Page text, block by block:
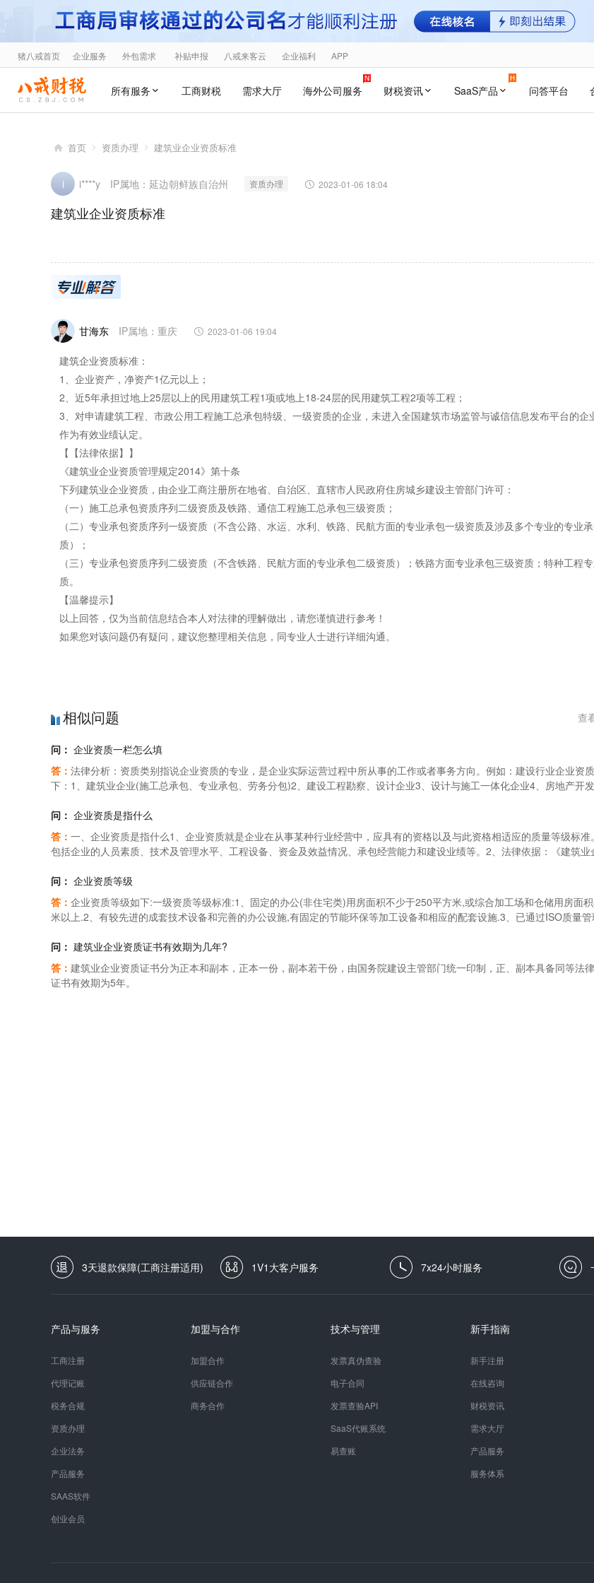
猪八戒首页 企业服务 外包需求 补贴申报 八戒来客云 企业福利 APP
所有服务 工商财税 需求大厅 海外公司服务 财税资讯 SaaS产品 问答平台
首页 资质办理 建筑业企业资质标准
i i****y IP属地：延边朝鲜族自治州 资质办理 2023-01-06 18:04
建筑业企业资质标准
甘海东 IP属地：重庆 2023-01-06 19:04
建筑企业资质标准：
1、企业资产，净资产1亿元以上；
2、近5年承担过地上25层以上的民用建筑工程1项或地上18-24层的民用建筑工程2项等工程；
3、对申请建筑工程、市政公用工程施工总承包特级、一级资质的企业，未进入全国建筑市场监管与诚信信息发布平台的企
作为有效业绩认定。
【【法律依据】】
《建筑业企业资质管理规定2014》第十条
下列建筑业企业资质，由企业工商注册所在地省、自治区、直辖市人民政府住房城乡建设主管部门许可：
（一）施工总承包资质序列二级资质及铁路、通信工程施工总承包三级资质；
（二）专业承包资质序列一级资质（不含公路、水运、水利、铁路、民航方面的专业承包一级资质及涉及多个专业的专业
质）；
（三）专业承包资质序列二级资质（不含铁路、民航方面的专业承包二级资质）；铁路方面专业承包三级资质；特种工程
质。
【温馨提示】
以上回答，仅为当前信息结合本人对法律的理解做出，请您谨慎进行参考！
如果您对该问题仍有疑问，建议您整理相关信息，同专业人士进行详细沟通。
相似问题 查
问： 企业资质一栏怎么填
答： 法律分析：资质类别指说企业资质的专业，是企业实际运营过程中所从事的工作或者事务方向。例如：建设行业企业资
下：1、建筑业企业(施工总承包、专业承包、劳务分包)2、建设工程勘察、设计企业3、设计与施工一体化企业4、房地产开
12、工程质量检测机构等。法律依据：《个体工商户登记管理办法》第十四条申请个体工商户注册登记，应当提交下列文件：
人签署的个体工商户注册登记申请书；（二）申请人身份证明；（三）经营场所证明；（四）国家市场监督管理总局规定提
件。
问： 企业资质是指什么
答： 一、企业资质是指什么1、企业资质就是企业在从事某种行业经营中，应具有的资格以及与此资格相适应的质量等级标准
包括企业的人员素质、技术及管理水平、工程设备、资金及效益情况、承包经营能力和建设业绩等。2、法律依据：《建筑业
质，经审查合格，取得相应等级的资质证书后，方可在其资质等级许可的范围内从事建筑活动。二、建筑企业资质剥离流程是
离也叫资质分立，即分立母公司拥有的建筑资质。相当于拥有建筑资质的公司建立一个子公司或者一个独立的主体公司，然
立。资质分立完成后，新成立的子公司或主体公司与母公司进行公司变更，变更完成后进行资质剥离，被剥离的建筑资质属
公司或主体公司，然后再进行公司及资质法人变更。这样，一个完全新的建筑公司及建筑资质就剥离出来了。据法律规定建
让、出借资质证书或者以其他方式允许他人以本企业的名义承揽工程的，责令改正，没收违法所得，并处罚款，可以责令停业
资质等级；情节严重的，吊销资质证书。对因该项承揽工程不符合规定的质量标准造成的损失，建筑施工企业与使用本企业名
者个人承担连带赔偿责任。
问： 企业资质等级
答： 企业资质等级如下:一级资质等级标准:1、固定的办公(非住宅类)用房面积不少于250平方米,或综合加工场和仓储用房面
米以上.2、有较先进的成套技术设备和完善的办公设施,有固定的节能环保等加工设备和相应的配套设施.3、已通过ISO质量管
用房面积在1000平方米以上.2、有较先进的成套技术设备和完善的办公设施,有固定的节能环保等加工设备和相应的配套设施
等级的前三年内,从事本行业经营活动中没有在工商部门、政府委办、协会网站有关严重安全、质量事故和涉及企业诚信的不
资质等级标准:1、固定的办公用房面积不少于100平方米,或综合加工场和存储用房面积500平方米以上.2、有成套的先进技术
的办公设施,有固定的金属、木器与电器等加工设备和相应的配套设施.3、评定资质等级的前三年内,从事本行业经营活动中没
问： 建筑业企业资质证书有效期为几年?
答： 建筑业企业资质证书分为正本和副本，正本一份，副本若干份，由国务院建设主管部门统一印制，正、副本具备同等法
证书有效期为5年。
3天退款保障(工商注册适用) 1V1大客户服务 7x24小时服务
产品与服务
工商注册
代理记账
税务合规
资质办理
企业法务
产品服务
SAAS软件
创业会员
加盟与合作
加盟合作
供应链合作
商务合作
技术与管理
发票真伪查验
电子合同
发票查验API
SaaS代账系统
易查账
新手指南
新手注册
在线咨询
财税资讯
需求大厅
产品服务
服务体系